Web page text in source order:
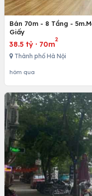
Bán 70m - 8 Tầng -
Giấy
38.5 tỷ · 70m
2
Thành phố Hà Nội
hôm qua